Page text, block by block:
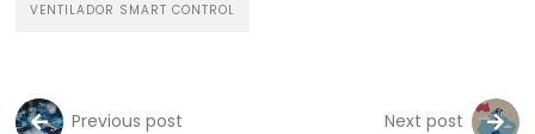
VENTILADOR SMART CONTROL
Previous post Next post